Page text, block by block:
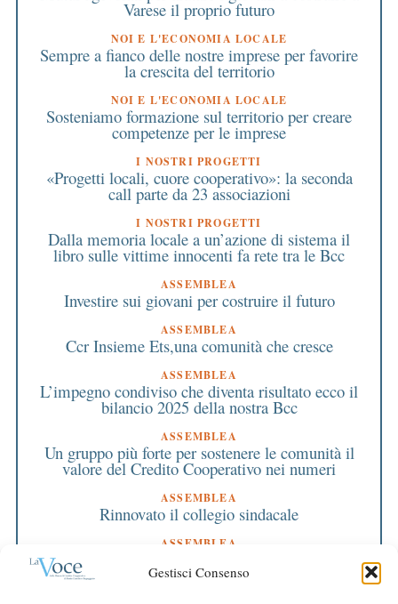
Gestisci Consenso
Varese il proprio futuro
NOI E L'ECONOMIA LOCALE
Sempre a fianco delle nostre imprese per favorire
la crescita del territorio
NOI E L'ECONOMIA LOCALE
Sosteniamo formazione sul territorio per creare
competenze per le imprese
I NOSTRI PROGETTI
«Progetti locali, cuore cooperativo»: la seconda
call parte da 23 associazioni
I NOSTRI PROGETTI
Dalla memoria locale a un’azione di sistema il
libro sulle vittime innocenti fa rete tra le Bcc
ASSEMBLEA
Investire sui giovani per costruire il futuro
ASSEMBLEA
Ccr Insieme Ets,una comunità che cresce
ASSEMBLEA
L’impegno condiviso che diventa risultato ecco il
bilancio 2025 della nostra Bcc
ASSEMBLEA
Un gruppo più forte per sostenere le comunità il
valore del Credito Cooperativo nei numeri
ASSEMBLEA
Rinnovato il collegio sindacale
ASSEMBLEA
Bilancio approvato all’unanimità e 2 milioni
destinati al territorio